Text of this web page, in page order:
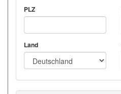
PLZ
Land